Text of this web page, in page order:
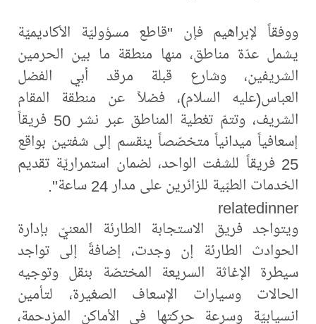
ووفقاً لإبراهيم فإن "قاطع مسؤوليّة الأكاديميّة
يشمل عدّة مناطق، منها منطقة ما بين الحرمين
الشريفين، وشارع قبلة مرقد أبي الفضل
العباس(عليه السلام)، فضلاً عن منطقة المقام
الشريف، وتتمّ تغطية المناطق عبر نشر 50 فريقاً
إسعافياً ميدانياً متخصّصاً ينقسم إلى شفتين بواقع
25 فريقاً للشفت الواحد، لضمان استمراريّة تقديم
الخدمات الطبّية للزائرين على مدار 24 ساعة".
relatedinner
ويتواجد فريق الاستجابة الطارئة المعنيّ بإدارة
الحوادث الطارئة إن وجدت، إضافةً إلى تواجد
سيطرة الإغاثة السريعة المختصّة بنقل وتوجيه
الحالات وسيارات الإسعاف الصغيرة، لتأمين
انسيابيّة وسرعة حركتها في الأماكن المزدحمة،